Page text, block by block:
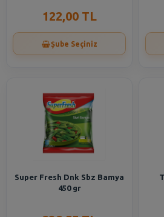
122,00 TL
Şube Seçiniz
Super Fresh Dnk Sbz Bamya
450 gr